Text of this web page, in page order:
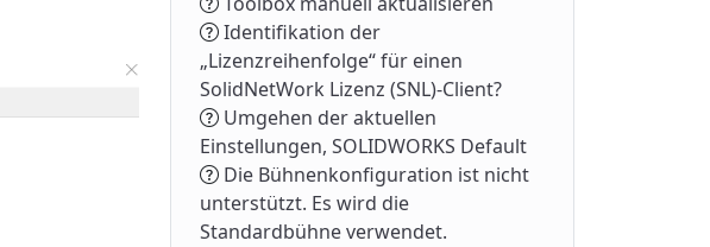
Identifikation der
„Lizenzreihenfolge“ für einen
SolidNetWork Lizenz (SNL)-Client?
Umgehen der aktuellen
Einstellungen, SOLIDWORKS Default
Die Bühnenkonfiguration ist nicht
unterstützt. Es wird die
Standardbühne verwendet.